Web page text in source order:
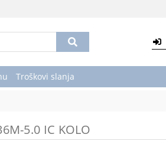
Troškovi slanja
5.0 IC KOLO